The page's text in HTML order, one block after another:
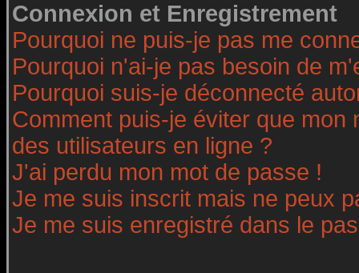
Connexion et Enregistrement
Pourquoi ne puis-je pas me
Pourquoi n'ai-je pas besoin de
Pourquoi suis-je déconnecté
Comment puis-je éviter que
des utilisateurs en ligne ?
J'ai perdu mon mot de passe !
Je me suis inscrit mais ne peux
Je me suis enregistré dans le